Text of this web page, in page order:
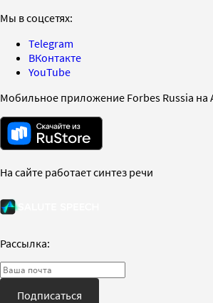
Мы в соцсетях:
Telegram
ВКонтакте
YouTube
Мобильное приложение Forbes Russia на
На сайте работает синтез речи
Рассылка:
Подписаться